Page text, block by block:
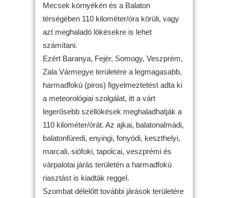
Mecsek környékén és a Balaton
térségében 110 kilométer/óra körüli, vagy
azt meghaladó lökésekre is lehet
számítani.
Ezért Baranya, Fejér, Somogy, Veszprém,
Zala Vármegye területére a legmagasabb,
harmadfokú (piros) figyelmeztetést adta ki
a meteorológiai szolgálat, itt a várt
legerősebb széllökések meghaladhatják a
110 kilométer/órát. Az ajkai, balatonalmádi,
balatonfüredi, enyingi, fonyódi, keszthelyi,
marcali, siófoki, tapolcai, veszprémi és
várpalotai járás területén a harmadfokú
riasztást is kiadták reggel.
Szombat délelőtt további járások területére